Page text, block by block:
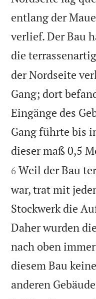
entlang der
verlief. Der Bau
die
der Nordseite
Gang; dort
Eingänge des
Gang führte bis
dieser maß 0,5
6 Weil der Bau
war, trat mit
Stockwerk die
Daher wurden
nach oben
diesem Bau
anderen